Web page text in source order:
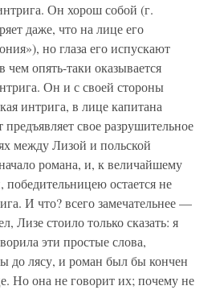
Он хорош собой (г.
даже, что на лице его
но глаза его испускают
чем опять-таки оказывается
Он и с своей стороны
интрига, в лице капитана
свое разрушительное
между Лизой и польской
романа, и, к величайшему
остается не
И что? всего замечательнее —
Лизе стоило только сказать: я
эти простые слова,
до лясу, и роман был бы кончен
Но она не говорит их; почему не